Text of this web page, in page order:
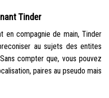
Tinder
en compagnie de main, Tinder
au sujets des entites
compter que, vous pouvez
paires au pseudo mais